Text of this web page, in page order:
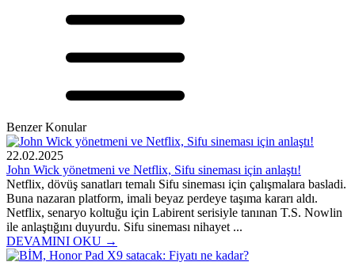
Benzer Konular
22.02.2025
John Wick yönetmeni ve Netflix, Sifu sineması için anlaştı!
Netflix, dövüş sanatları temalı Sifu sineması için çalışmalara basladi.
Buna nazaran platform, imali beyaz perdeye taşıma kararı aldı.
Netflix, senaryo koltuğu için Labirent serisiyle tanınan T.S. Nowlin
ile anlaştığını duyurdu. Sifu sineması nihayet ...
DEVAMINI OKU →